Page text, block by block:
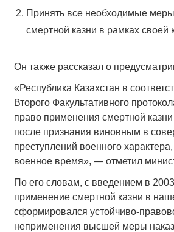
Принять все необходимые
смертной казни в рамках своей
Он также рассказал о
«Республика Казахстан в
Второго Факультативного
право применения смертной
после признания виновным в
преступлений военного
военное время», — отметил
По его словам, с введением в
применение смертной казни в
сформировался устойчиво-
неприменения высшей меры